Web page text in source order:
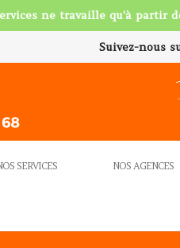
ne travaille qu'à partir
Suivez-nous
SERVICES NOS AGENCES